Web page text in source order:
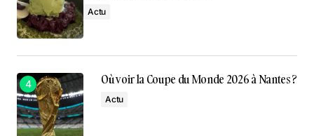
Actu
Où voir la Coupe du Monde 2026 à Nantes ?
Actu